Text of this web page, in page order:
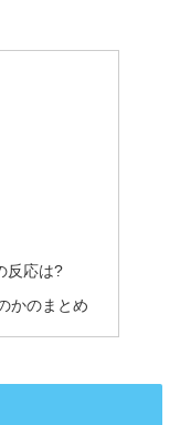
反応は?
かのまとめ